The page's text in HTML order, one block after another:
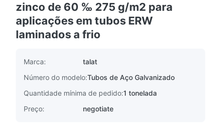
zinco de 60 ‰ 275 g/m2 para
aplicações em tubos ERW
laminados a frio
Marca:
talat
Número do modelo:Tubos de Aço Galvanizado
Quantidade mínima de pedido:1 tonelada
Preço:
negotiate